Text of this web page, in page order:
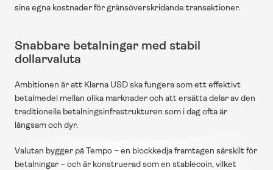
sina egna kostnader för gränsöverskridande transaktioner.
Snabbare betalningar med stabil
dollarvaluta
Ambitionen är att Klarna USD ska fungera som ett effektivt
betalmedel mellan olika marknader och att ersätta delar av den
traditionella betalningsinfrastrukturen som i dag ofta är
långsam och dyr.
Valutan bygger på Tempo – en blockkedja framtagen särskilt för
betalningar – och är konstruerad som en stablecoin, vilket